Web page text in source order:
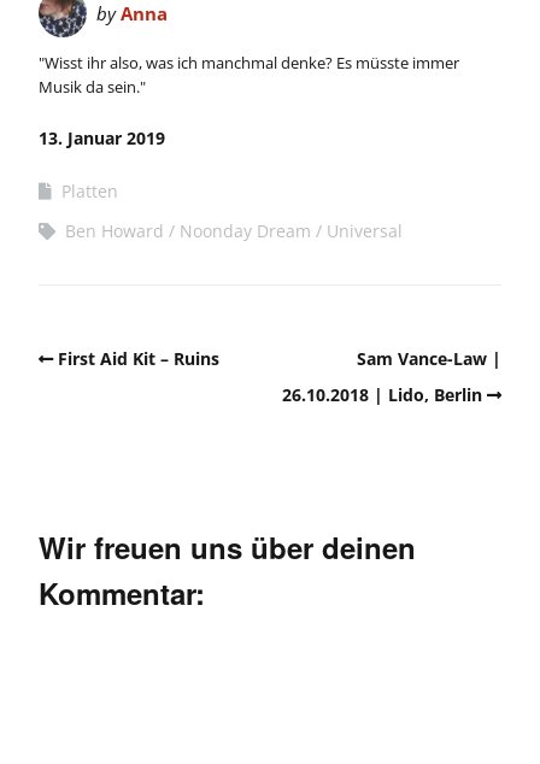
byAnna
"Wisst ihr also, was ich manchmal denke? Es müsste immer
Musik da sein."
13. Januar 2019
Platten
Ben Howard
Noonday Dream Universal
First Aid Kit – Ruins
Sam Vance-Law |
26.10.2018 | Lido, Berlin
Wir freuen uns über deinen
Kommentar: